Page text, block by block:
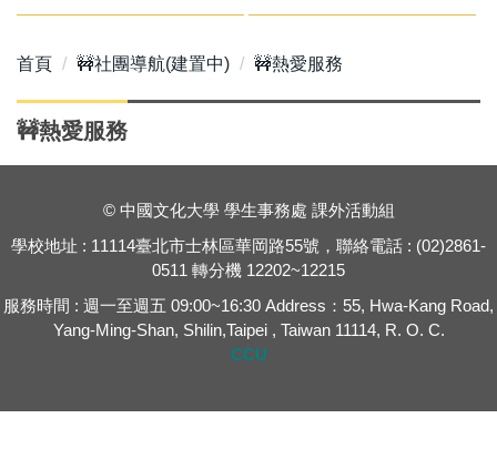
首頁 🚧社團導航(建置中) 🚧熱愛服務
🚧熱愛服務
© 中國文化大學 學生事務處 課外活動組
學校地址 : 11114臺北市士林區華岡路55號，聯絡電話 : (02)2861-
0511 轉分機 12202~12215
服務時間 : 週一至週五 09:00~16:30 Address：55, Hwa-Kang Road,
Yang-Ming-Shan, Shilin,Taipei , Taiwan 11114, R. O. C.
CCU